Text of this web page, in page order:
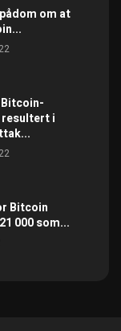
om at
i
Bitcoin
000 som...